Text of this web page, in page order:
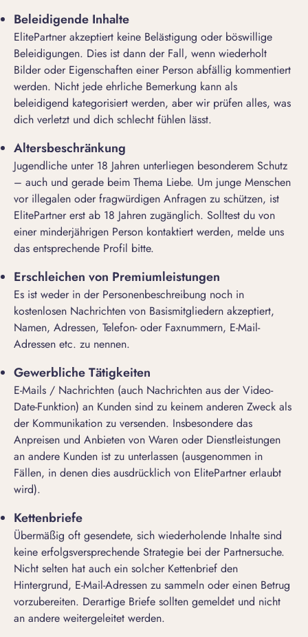
Beleidigende Inhalte
ElitePartner akzeptiert keine Belästigung oder böswillige
Beleidigungen. Dies ist dann der Fall, wenn wiederholt
Bilder oder Eigenschaften einer Person abfällig kommentiert
werden. Nicht jede ehrliche Bemerkung kann als
beleidigend kategorisiert werden, aber wir prüfen alles, was
dich verletzt und dich schlecht fühlen lässt.
Altersbeschränkung
Jugendliche unter 18 Jahren unterliegen besonderem Schutz
– auch und gerade beim Thema Liebe. Um junge Menschen
vor illegalen oder fragwürdigen Anfragen zu schützen, ist
ElitePartner erst ab 18 Jahren zugänglich. Solltest du von
einer minderjährigen Person kontaktiert werden, melde uns
das entsprechende Profil bitte.
Erschleichen von Premiumleistungen
Es ist weder in der Personenbeschreibung noch in
kostenlosen Nachrichten von Basismitgliedern akzeptiert,
Namen, Adressen, Telefon- oder Faxnummern, E-Mail-
Adressen etc. zu nennen.
Gewerbliche Tätigkeiten
E-Mails / Nachrichten (auch Nachrichten aus der Video-
Date-Funktion) an Kunden sind zu keinem anderen Zweck als
der Kommunikation zu versenden. Insbesondere das
Anpreisen und Anbieten von Waren oder Dienstleistungen
an andere Kunden ist zu unterlassen (ausgenommen in
Fällen, in denen dies ausdrücklich von ElitePartner erlaubt
wird).
Kettenbriefe
Übermäßig oft gesendete, sich wiederholende Inhalte sind
keine erfolgsversprechende Strategie bei der Partnersuche.
Nicht selten hat auch ein solcher Kettenbrief den
Hintergrund, E-Mail-Adressen zu sammeln oder einen Betrug
vorzubereiten. Derartige Briefe sollten gemeldet und nicht
an andere weitergeleitet werden.